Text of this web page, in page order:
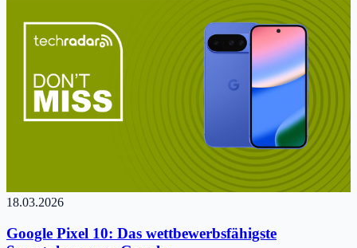
18.03.2026
Google Pixel 10: Das wettbewerbsfähigste